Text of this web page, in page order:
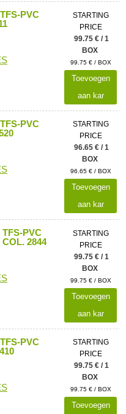
PVC
STARTING
PRICE
99.75 € / 1
BOX
99.75 € / BOX
Toevoegen
aan kar
PVC
STARTING
PRICE
96.65 € / 1
BOX
96.65 € / BOX
Toevoegen
aan kar
PVC
2844
STARTING
PRICE
99.75 € / 1
BOX
99.75 € / BOX
Toevoegen
aan kar
PVC
STARTING
PRICE
99.75 € / 1
BOX
99.75 € / BOX
Toevoegen